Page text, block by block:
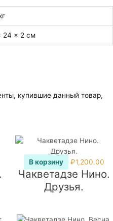
24 × 2 см
купившие данный товар,
В корзину ₽1,200.00
Чакветадзе Нино.
Друзья.